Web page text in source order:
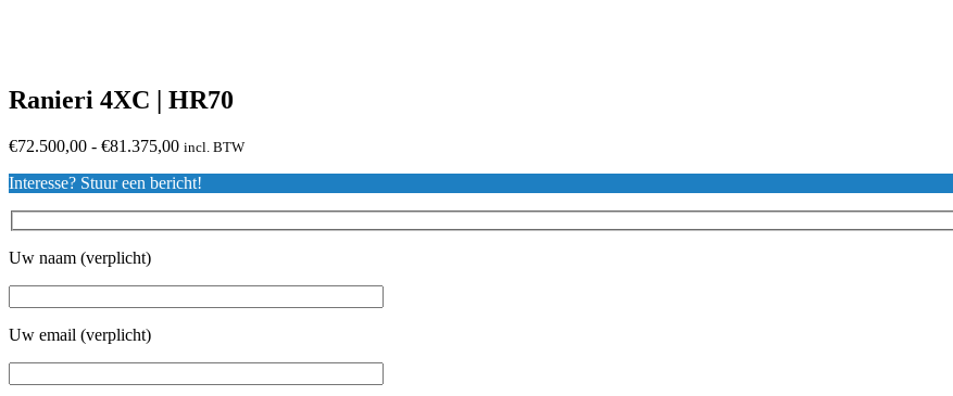
Ranieri 4XC | HR70
€72.500,00 - €81.375,00Prijsklasse:
tot
incl. BTW
Interesse? Stuur een bericht!
Uw naam (verplicht)
Uw email (verplicht)